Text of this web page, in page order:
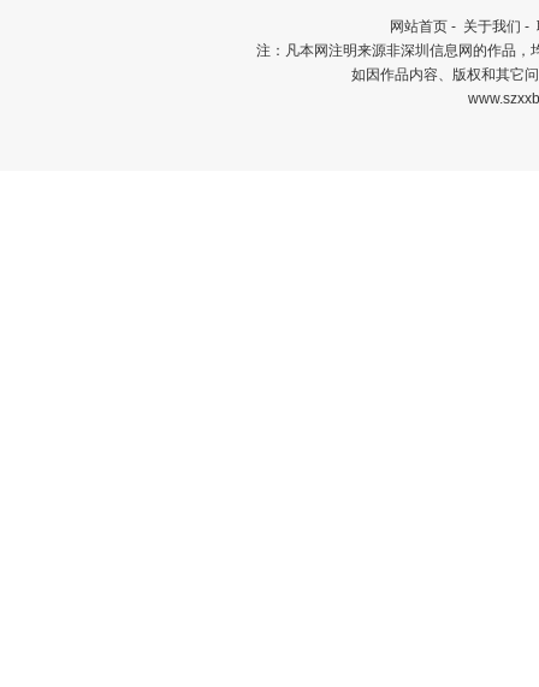
网站首页 - 关于我们 -
注：凡本网注明来源非深圳信息网的作品
如因作品内容、版权和其它